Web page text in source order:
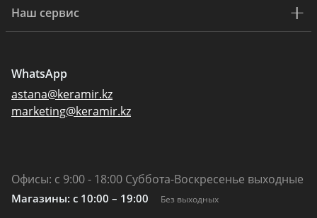
Наш сервис
WhatsApp
astana@keramir.kz
marketing@keramir.kz
Офисы: с 9:00 - 18:00 Суббота-Воскресенье выходные
Магазины: c 10:00 – 19:00 Без выходных